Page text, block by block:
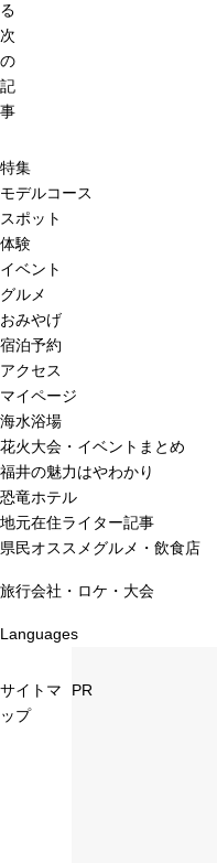
る
次
の
記
事
特集
モデルコース
スポット
体験
イベント
グルメ
おみやげ
宿泊予約
アクセス
マイページ
海水浴場
花火大会・イベントまとめ
福井の魅力はやわかり
恐竜ホテル
地元在住ライター記事
県民オススメグルメ・飲食店
旅行会社・ロケ・大会
Languages
サイトマ
ップ
PR